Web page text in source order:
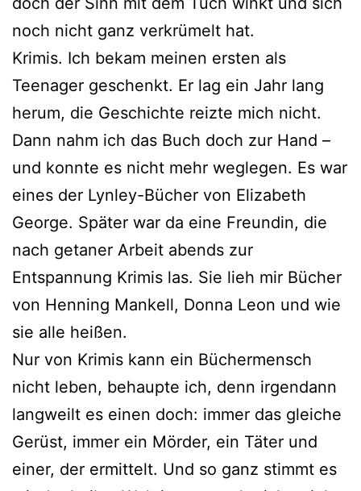
noch nicht ganz ver­krü­melt hat.
Krimis. Ich bekam mei­nen ers­ten als
Teenager geschenkt. Er lag ein Jahr lang
her­um, die Geschichte reiz­te mich nicht.
Dann nahm ich das Buch doch zur Hand –
und konn­te es nicht mehr weg­le­gen. Es war
eines der Lynley-Bücher von Elizabeth
George. Später war da eine Freundin, die
nach geta­ner Arbeit abends zur
Entspannung Krimis las. Sie lieh mir Bücher
von Henning Mankell, Donna Leon und wie
sie alle heißen.
Nur von Krimis kann ein Büchermensch
nicht leben, behaup­te ich, denn irgen­dann
lang­weilt es einen doch: immer das glei­che
Gerüst, immer ein Mörder, ein Täter und
einer, der ermit­telt. Und so ganz stimmt es